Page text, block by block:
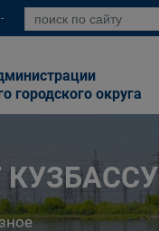
городского округа
КУЗБАССУ